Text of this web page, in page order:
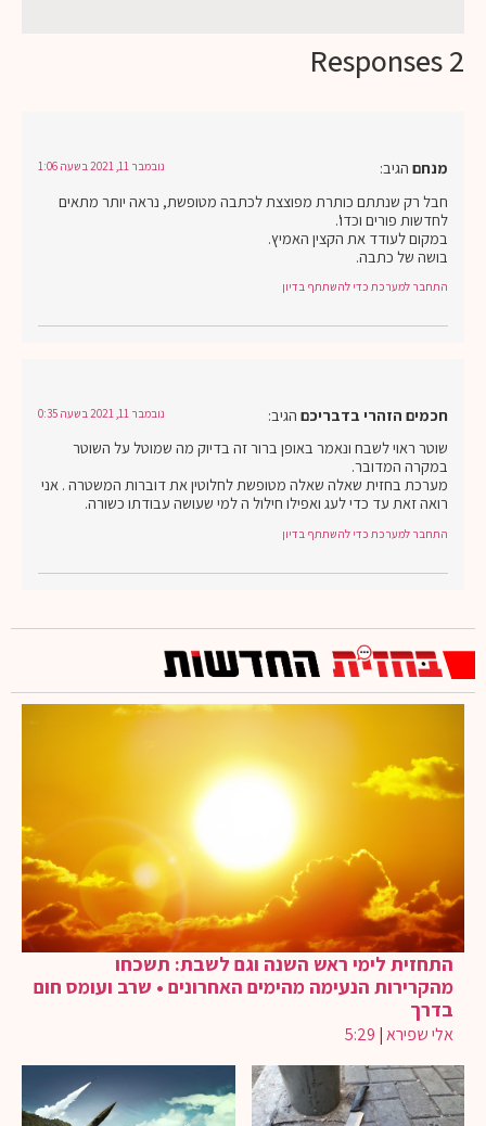
2 Responses
מנחם הגיב: נובמבר 11, 2021 בשעה 1:06
חבל רק שנתתם כותרת מפוצצת לכתבה מטופשת, נראה יותר מתאים
לחדשות פורים וכדו'.
במקום לעודד את הקצין האמיץ.
בושה של כתבה.
התחבר למערכת כדי להשתתף בדיון
חכמים הזהרי בדבריכם הגיב: נובמבר 11, 2021 בשעה 0:35
שוטר ראוי לשבח ונאמר באופן ברור זה בדיוק מה שמוטל על השוטר
במקרה המדובר.
מערכת בחזית שאלה שאלה מטופשת לחלוטין את דוברות המשטרה . אני
רואה זאת עד כדי לעג ואפילו חילול ה למי שעושה עבודתו כשורה.
התחבר למערכת כדי להשתתף בדיון
התחזית לימי ראש השנה וגם לשבת: תשכחו
מהקרירות הנעימה מהימים האחרונים • שרב ועומס חום
בדרך
אלי שפירא|
5:29